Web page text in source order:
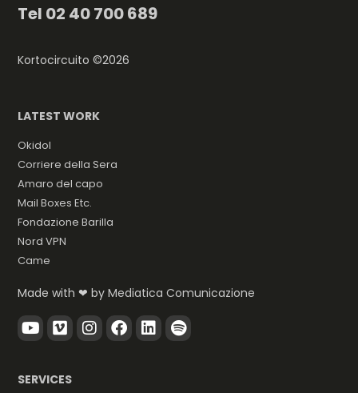
Tel 02 40 700 689
Kortocircuito ©2026
LATEST WORK
Okidol
Corriere della Sera
Amaro del capo
Mail Boxes Etc.
Fondazione Barilla
Nord VPN
Came
Made with ❤ byMediatica Comunicazione
SERVICES